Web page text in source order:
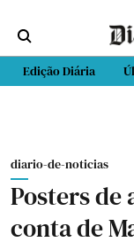
Edição Diária
diario-de-noticias
Posters
conta de